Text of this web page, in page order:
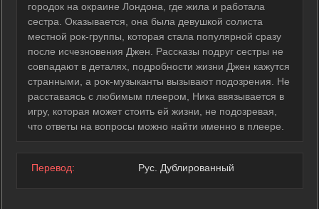
городок на окраине Лондона, где жила и работала
сестра. Оказывается, она была девушкой солиста
местной рок-группы, которая стала популярной сразу
после исчезновения Джен. Рассказы подруг сестры не
совпадают в деталях, подробности жизни Джен кажутся
странными, а рок-музыканты вызывают подозрения. Не
расставаясь с любимым плеером, Ника ввязывается в
игру, которая может стоить ей жизни, не подозревая,
что ответы на вопросы можно найти именно в плеере.
Перевод: Рус. Дублированный